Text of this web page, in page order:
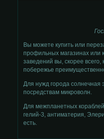
Вы можете купить или
профильных магазинах или
заведений вы, скорее
побережье
Для нужд города солнечная
посредствам микроволн.
Для межпланетных
гелий-3, антиматерия,
есть.